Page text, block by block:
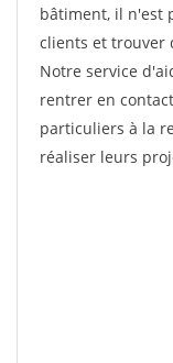
bâtiment, il n'est
clients et trouver
Notre service
rentrer en
particuliers à la
réaliser leurs